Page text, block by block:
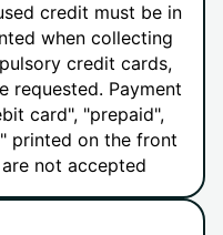
credit must be in
when collecting
credit cards,
requested. Payment
card", "prepaid",
printed on the front
not accepted